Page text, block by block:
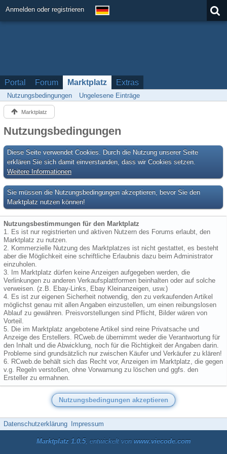
Anmelden oder registrieren
Portal Forum Marktplatz Extras
Nutzungsbedingungen Ungelesene Einträge
Marktplatz
Nutzungsbedingungen
Diese Seite verwendet Cookies. Durch die Nutzung unserer Seite
erklären Sie sich damit einverstanden, dass wir Cookies setzen.
Weitere Informationen
Sie müssen die Nutzungsbedingungen akzeptieren, bevor Sie den
Marktplatz nutzen können!
Nutzungsbestimmungen für den Marktplatz
1. Es ist nur registrierten und aktiven Nutzern des Forums erlaubt, den
Marktplatz zu nutzen.
2. Kommerzielle Nutzung des Marktplatzes ist nicht gestattet, es besteht
aber die Möglichkeit eine schriftliche Erlaubnis dazu beim Administrator
einzuholen.
3. Im Marktplatz dürfen keine Anzeigen aufgegeben werden, die
Verlinkungen zu anderen Verkaufsplattformen beinhalten oder auf solche
verweisen. (z.B. Ebay-Links, Ebay Kleinanzeigen, usw.)
4. Es ist zur eigenen Sicherheit notwendig, den zu verkaufenden Artikel
möglichst genau mit allen Angaben einzustellen, um einen reibungslosen
Ablauf zu gewähren. Preisvorstellungen sind Pflicht, Bilder wären von
Vorteil.
5. Die im Marktplatz angebotene Artikel sind reine Privatsache und
Anzeige des Erstellers. RCweb.de übernimmt weder die Verantwortung für
den Inhalt und die Abwicklung, noch für die Richtigkeit der Angaben darin.
Probleme sind grundsätzlich nur zwischen Käufer und Verkäufer zu klären!
6. RCweb.de behält sich das Recht vor, Anzeigen im Marktplatz, die gegen
v.g. Regeln verstoßen, ohne Vorwarnung zu löschen und ggfs. den
Ersteller zu ermahnen.
Datenschutzerklärung Impressum
Marktplatz 1.0.5, entwickelt von www.viecode.com